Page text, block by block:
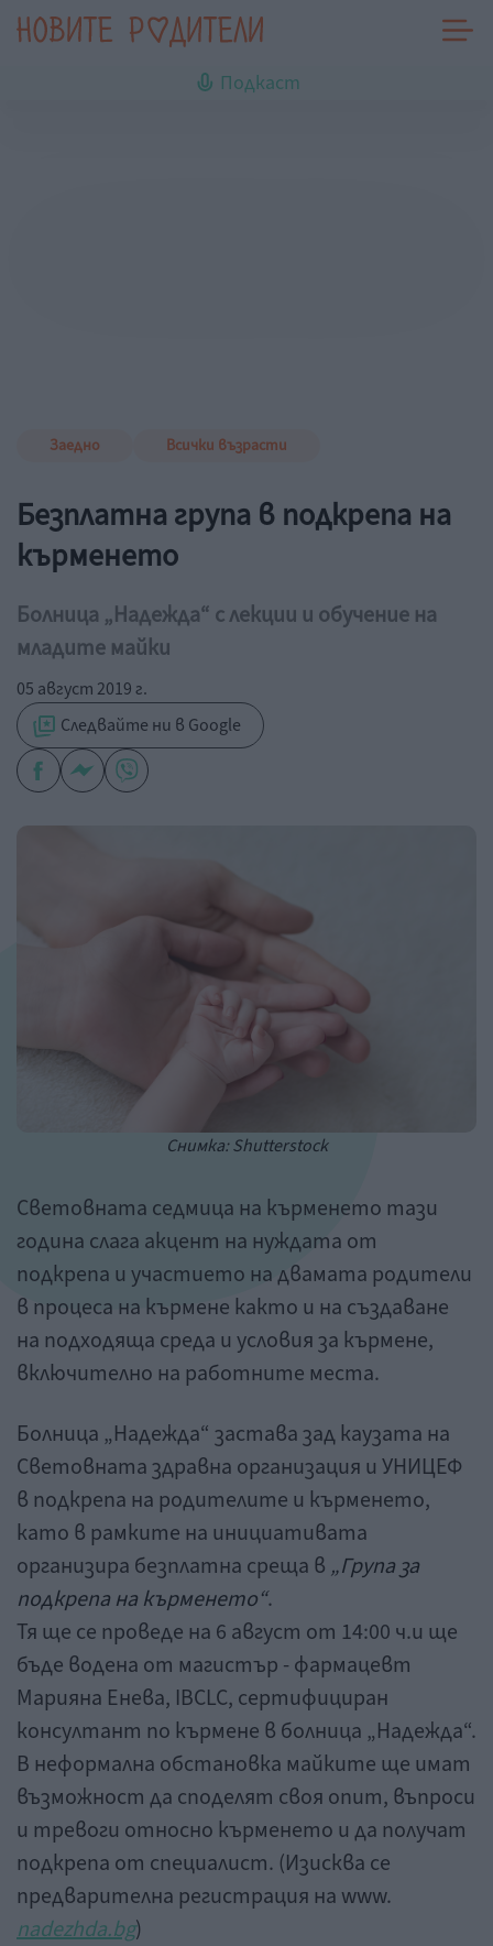
Подкаст
Заедно Всички възрасти
Безплатна група в подкрепа на
кърменето
Болница „Надежда“ с лекции и обучение на
младите майки
05 август 2019 г.
Следвайте ни в Google
Снимка: Shutterstock
Световната седмица на кърменето тази
година слага акцент на нуждата от
подкрепа и участието на двамата родители
в процеса на кърмене както и на създаване
на подходяща среда и условия за кърмене,
включително на работните места.
Болница „Надежда“ застава зад каузата на
Световната здравна организация и УНИЦЕФ
в подкрепа на родителите и кърменето,
като в рамките на инициативата
организира безплатна среща в „Група за
подкрепа на кърменето“.
Тя ще се проведе на 6 август от 14:00 ч.и ще
бъде водена от магистър - фармацевт
Марияна Енева, IBCLC, сертифициран
консултант по кърмене в болница „Надежда“.
В неформална обстановка майките ще имат
възможност да споделят своя опит, въпроси
и тревоги относно кърменето и да получат
подкрепа от специалист. (Изисква се
предварителна регистрация на www.
nadezhda.bg)